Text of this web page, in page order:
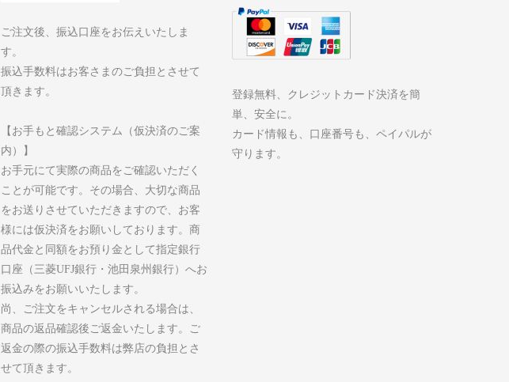
ご注文後、振込口座をお伝えいたしま
す。
振込手数料はお客さまのご負担とさせて
頂きます。
【お手もと確認システム（仮決済のご案
内）】
お手元にて実際の商品をご確認いただく
ことが可能です。その場合、大切な商品
をお送りさせていただきますので、お客
様には仮決済をお願いしております。商
品代金と同額をお預り金として指定銀行
口座（三菱UFJ銀行・池田泉州銀行）へお
振込みをお願いいたします。
尚、ご注文をキャンセルされる場合は、
商品の返品確認後ご返金いたします。ご
返金の際の振込手数料は弊店の負担とさ
せて頂きます。
登録無料、クレジットカード決済を簡
単、安全に。
カード情報も、口座番号も、ペイパルが
守ります。